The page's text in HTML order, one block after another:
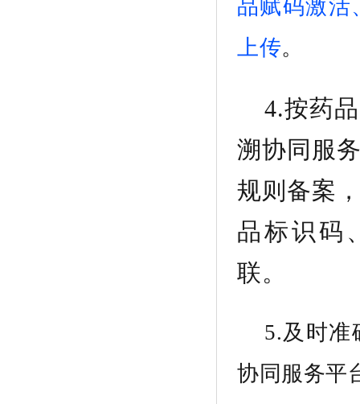
品赋码激活
上传。
4.按药
溯协同服
规则备案
品标识码
联。
5.及时准
协同服务平